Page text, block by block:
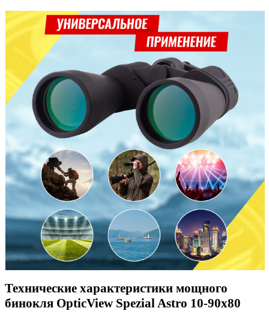
Технические характеристики мощного
бинокля OpticView Spezial Astro 10-90x80